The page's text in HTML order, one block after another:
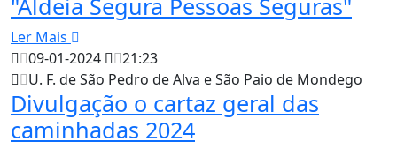
"Aldeia Segura Pessoas Seguras"
Ler Mais
09-01-2024
21:23
U. F. de São Pedro de Alva e São Paio de Mondego
Divulgação o cartaz geral das
caminhadas 2024